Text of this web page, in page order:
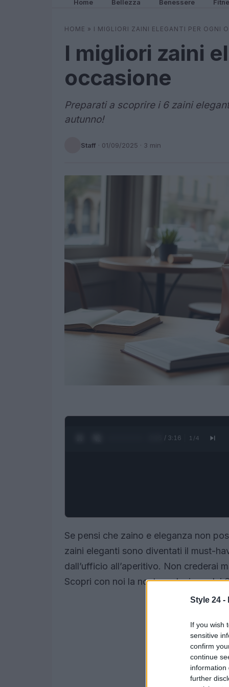
Style 24 -
If you wish
sensitive
confirm
continue
information
further
Home Bellezza Benessere
HOME » I MIGLIORI ZAINI ELEGANTI PER OGNI
I migliori zaini
occasione
Preparati a scoprire i 6 zaini
autunno!
Staff · 01/09/2025 · 3 min
0:26 / 3:16 1 /4
Se pensi che zaino e eleganza non
zaini eleganti sono diventati il must-
dall’ufficio all’aperitivo. Non crederai
Scopri con noi la nostra selezione dei